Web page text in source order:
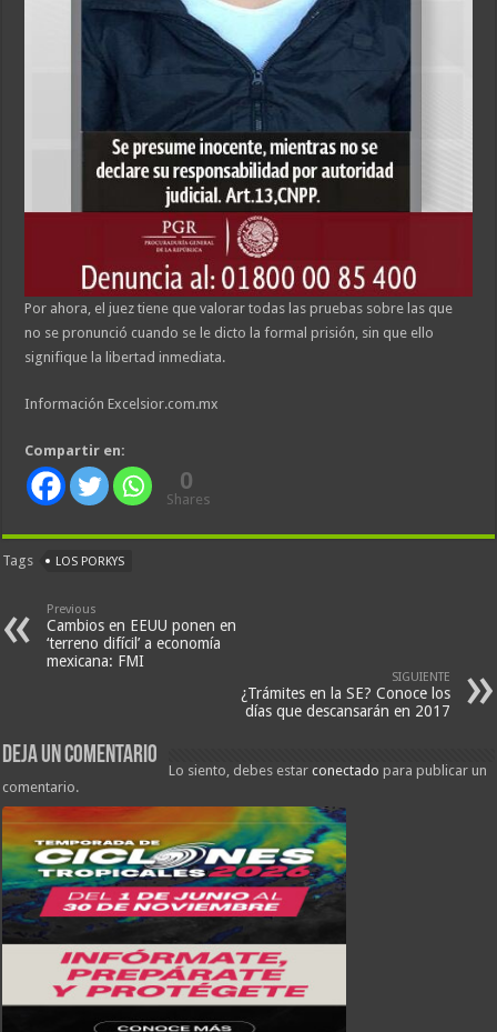
Por ahora, el juez tiene que valorar todas las pruebas sobre las que
no se pronunció cuando se le dicto la formal prisión, sin que ello
signifique la libertad inmediata.
Información Excelsior.com.mx
Compartir en:
0
Shares
Tags LOS PORKYS
Previous
Cambios en EEUU ponen en
‘terreno difícil’ a economía
mexicana: FMI
SIGUIENTE
¿Trámites en la SE? Conoce los
días que descansarán en 2017
Deja un comentario
Lo siento, debes estarconectado para publicar un
comentario.